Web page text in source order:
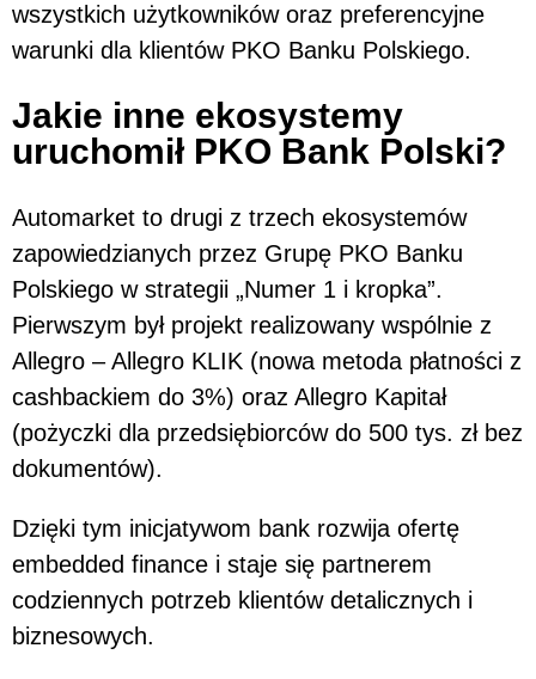
wszystkich użytkowników oraz preferencyjne
warunki dla klientów PKO Banku Polskiego.
Jakie inne ekosystemy
uruchomił PKO Bank Polski?
Automarket to drugi z trzech ekosystemów
zapowiedzianych przez Grupę PKO Banku
Polskiego w strategii „Numer 1 i kropka”.
Pierwszym był projekt realizowany wspólnie z
Allegro – Allegro KLIK (nowa metoda płatności z
cashbackiem do 3%) oraz Allegro Kapitał
(pożyczki dla przedsiębiorców do 500 tys. zł bez
dokumentów).
Dzięki tym inicjatywom bank rozwija ofertę
embedded finance i staje się partnerem
codziennych potrzeb klientów detalicznych i
biznesowych.